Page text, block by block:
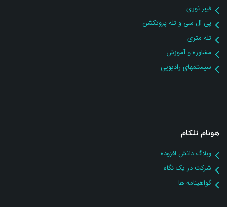
فیبر نوری
پی ال سی و تله پروتکشن
تله متری
مشاوره و آموزش
سیستمهای رادیویی
هونام تلکام
وبلاگ دانش افزوده
شرکت در یک نگاه
گواهینامه ها